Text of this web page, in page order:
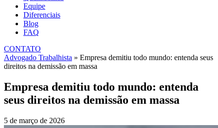
Equipe
Diferenciais
Blog
FAQ
CONTATO
Advogado Trabalhista » Empresa demitiu todo mundo: entenda seus
direitos na demissão em massa
Empresa demitiu todo mundo: entenda
seus direitos na demissão em massa
5 de março de 2026